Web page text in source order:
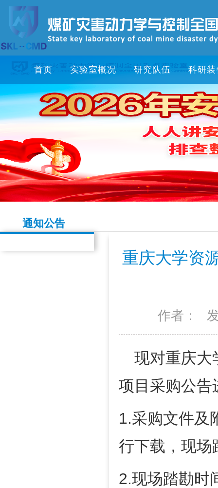
首页 实验室概况 研究队伍 科研装
通知公告
重庆大学资
作者：
现对重庆大
项目采购公告
1.采购文件及
行下载，现场
2.现场踏勘时